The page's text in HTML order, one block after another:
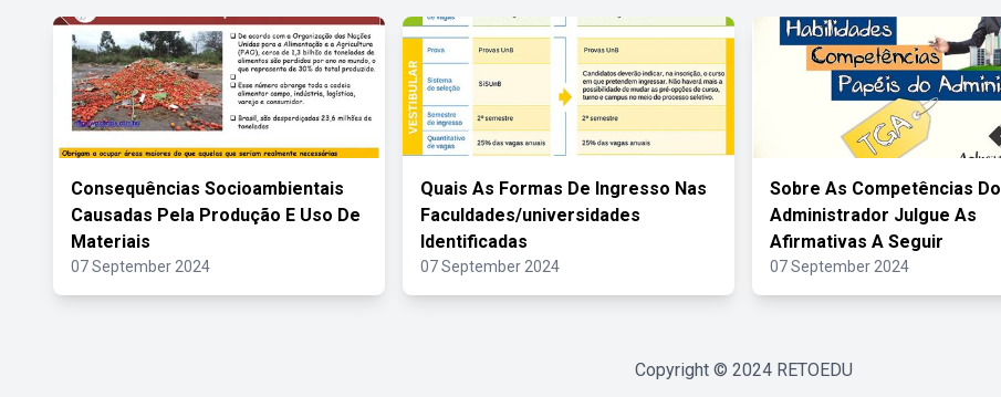
Consequências Socioambientais
Causadas Pela Produção E Uso De
Materiais
07 September 2024
Quais As Formas De Ingresso Nas
Faculdades/universidades
Identificadas
07 September 2024
Sobre As Competências Do
Administrador Julgue As
Afirmativas A Seguir
07 September 2024
Copyright © 2024 RETOEDU